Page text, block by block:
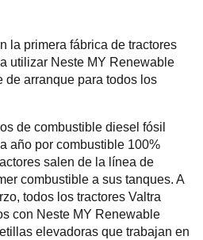
la primera fábrica de tractores
utilizar Neste MY Renewable
de arranque para todos los
de combustible diesel fósil
año por combustible 100%
salen de la línea de
combustible a sus tanques. A
todos los tractores Valtra
con Neste MY Renewable
elevadoras que trabajan en